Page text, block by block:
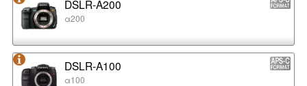
DSLR-A200
α200
DSLR-A100
α100